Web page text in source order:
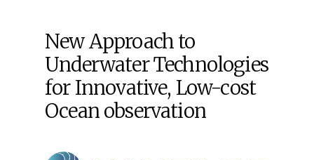
New Approach to
Underwater Technologies
for Innovative, Low-cost
Ocean observation